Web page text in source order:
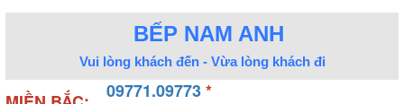
BẾP NAM ANH
Vui lòng khách đến - Vừa lòng khách đi
09771.09773*